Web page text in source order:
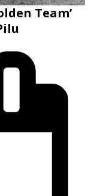
Team’